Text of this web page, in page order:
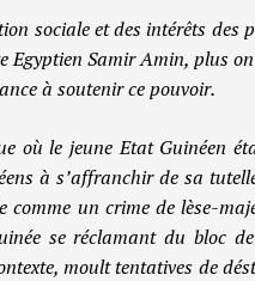
sociale et des intérêts des
Egyptien Samir Amin, plus
à soutenir ce pouvoir.
où le jeune Etat Guinéen
à s’affranchir de sa
comme un crime de lèse-
se réclamant du bloc
moult tentatives de